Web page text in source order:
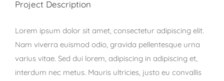
Project Description
Lorem ipsum dolor sit amet, consectetur adipiscing elit.
Nam viverra euismod odio, gravida pellentesque urna
varius vitae. Sed dui lorem, adipiscing in adipiscing et,
interdum nec metus. Mauris ultricies, justo eu convallis